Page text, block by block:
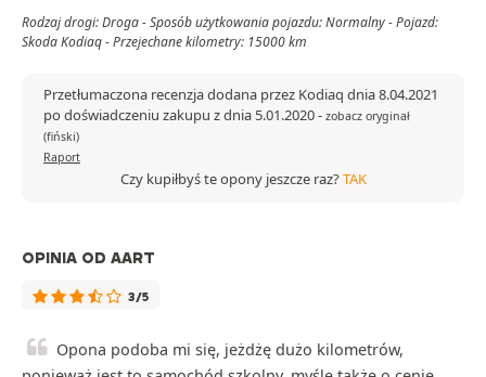
Rodzaj drogi: Droga - Sposób użytkowania pojazdu: Normalny - Pojazd:
Skoda Kodiaq - Przejechane kilometry: 15000 km
Przetłumaczona recenzja dodana przez Kodiaq dnia 8.04.2021
po doświadczeniu zakupu z dnia 5.01.2020- zobacz oryginał
(fiński)
Raport
Czy kupiłbyś te opony jeszcze raz?TAK
OPINIA OD AART
3/5
Opona podoba mi się, jeżdżę dużo kilometrów,